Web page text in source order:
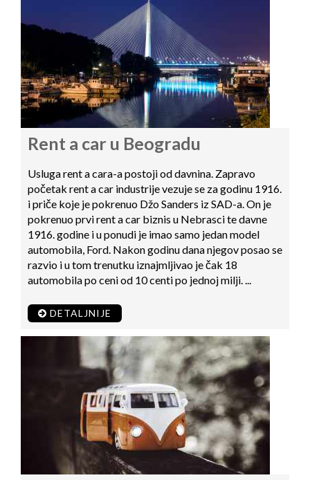
Rent a car u Beogradu
Usluga rent a cara-a postoji od davnina. Zapravo
početak rent a car industrije vezuje se za godinu 1916.
i priče koje je pokrenuo Džo Sanders iz SAD-a. On je
pokrenuo prvi rent a car biznis u Nebrasci te davne
1916. godine i u ponudi je imao samo jedan model
automobila, Ford. Nakon godinu dana njegov posao se
razvio i u tom trenutku iznajmljivao je čak 18
automobila po ceni od 10 centi po jednoj milji. ...
DETALJNIJE